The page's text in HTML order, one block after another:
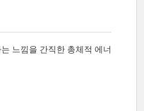
느낌을 간직한 총체적 에너